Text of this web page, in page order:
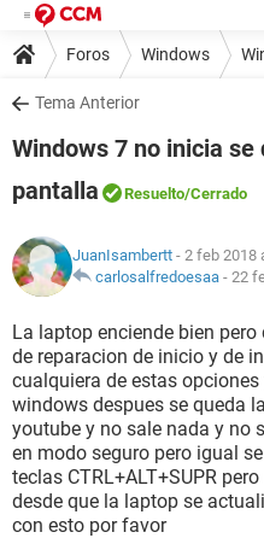
Foros Windows
Tema Anterior
Windows 7 no inicia se
pantalla
Resuelto/Cerrado
JuanIsambertt - 2 feb 2018
carlosalfredoesaa - 22
La laptop enciende bien
de reparacion de inicio y de
cualquiera de estas
windows despues se queda
youtube y no sale nada y no
en modo seguro pero igual
teclas CTRL+ALT+SUPR
desde que la laptop se
con esto por favor